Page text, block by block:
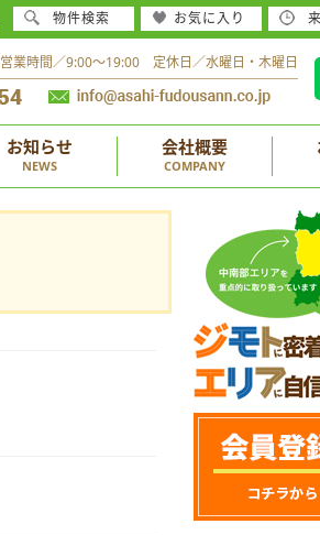
営業時間／9:00～19:00 定休日／水曜日・木曜日
お知らせ
NEWS
会社概要
COMPANY
物件検索 お気に入り